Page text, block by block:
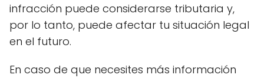
infracción puede considerarse tributaria y,
por lo tanto, puede afectar tu situación legal
en el futuro.
En caso de que necesites más información